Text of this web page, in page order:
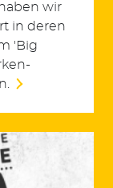
wir
in deren
'Big